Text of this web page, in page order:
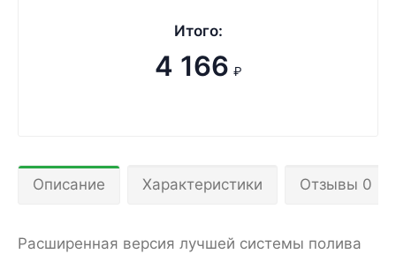
Итого:
4 166 ₽
Описание Характеристики Отзывы 0
Расширенная версия лучшей системы полива